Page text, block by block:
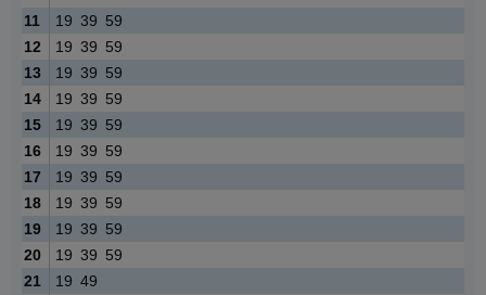
11
19 39 59
12
19 39 59
13
19 39 59
14
19 39 59
15
19 39 59
16
19 39 59
17
19 39 59
18
19 39 59
19
19 39 59
20
19 39 59
21
19 49